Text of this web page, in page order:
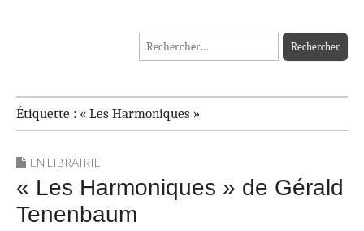
MADININ'ART
Rechercher :
Étiquette : « Les Harmoniques »
EN LIBRAIRIE
« Les Harmoniques » de Gérald
Tenenbaum